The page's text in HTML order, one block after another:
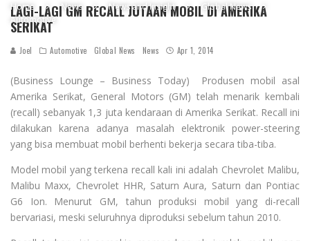
Home News News and Insight
Global News
Automotive
LAGI-LAGI GM RECALL JUTAAN MOBIL DI AMERIKA
SERIKAT
Joel Automotive Global News News Apr 1, 2014
(Business Lounge – Business Today) Produsen mobil asal
Amerika Serikat, General Motors (GM) telah menarik kembali
(recall) sebanyak 1,3 juta kendaraan di Amerika Serikat. Recall ini
dilakukan karena adanya masalah elektronik power-steering
yang bisa membuat mobil berhenti bekerja secara tiba-tiba.
Model mobil yang terkena recall kali ini adalah Chevrolet Malibu,
Malibu Maxx, Chevrolet HHR, Saturn Aura, Saturn dan Pontiac
G6 Ion. Menurut GM, tahun produksi mobil yang di-recall
bervariasi, meski seluruhnya diproduksi sebelum tahun 2010.